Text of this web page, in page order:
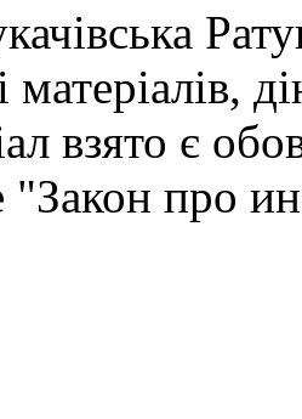
матеріалів,
взято є
"Закон про